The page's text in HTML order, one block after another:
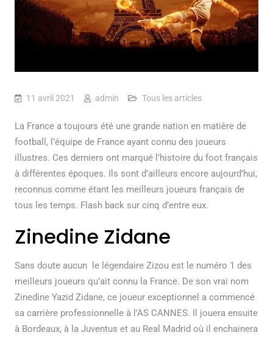
11 avril 2021 admin Tous les articles
La France a toujours été une grande nation en matière de
football, l’équipe de France ayant connu des joueurs
illustres. Ces derniers ont marqué l’histoire du foot français
à différentes époques. Ils sont d’ailleurs encore aujourd’hui,
reconnus comme étant les meilleurs joueurs français de
tous les temps. Flash back sur cinq d’entre eux.
Zinedine Zidane
Sans doute aucun le légendaire Zizou est le numéro 1 des
meilleurs joueurs qu’ait connu la France. De son vrai nom
Zinedine Yazid Zidane, ce joueur exceptionnel a commencé
sa carrière professionnelle à l’AS CANNES. Il jouera ensuite
à Bordeaux, à la Juventus et au Real Madrid où il enchainera